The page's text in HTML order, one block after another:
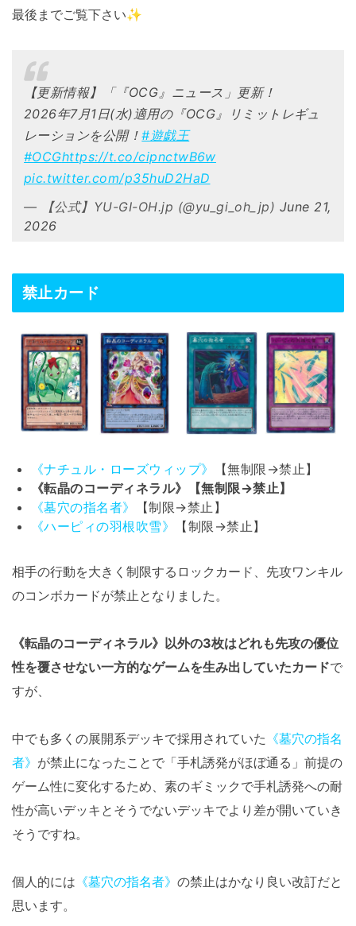
最後までご覧下さい✨
【更新情報】「『OCG』ニュース」更新！
2026年7月1日(水)適用の『OCG』リミットレギュ
レーションを公開！#遊戯王
#OCGhttps://t.co/cipnctwB6w
pic.twitter.com/p35huD2HaD
— 【公式】YU-GI-OH.jp (@yu_gi_oh_jp) June 21,
2026
禁止カード
《ナチュル・ローズウィップ》
【無制限→禁止】
《転晶のコーディネラル》【無制限→禁止】
《墓穴の指名者》
【制限→禁止】
《ハーピィの羽根吹雪》
【制限→禁止】
相手の行動を大きく制限するロックカード、先攻ワンキル
のコンボカードが禁止となりました。
《転晶のコーディネラル》以外の3枚はどれも先攻の優位
性を覆させない一方的なゲームを生み出していたカードで
すが、
中でも多くの展開系デッキで採用されていた 《墓穴の指名
者》 が禁止になったことで「手札誘発がほぼ通る」前提の
ゲーム性に変化するため、素のギミックで手札誘発への耐
性が高いデッキとそうでないデッキでより差が開いていき
そうですね。
個人的には 《墓穴の指名者》 の禁止はかなり良い改訂だと
思います。